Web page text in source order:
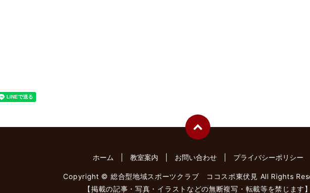
ホーム 教室案内 お問い合わせ プライバシーポリシー
Copyright © 総合型地域スポーツクラブ ココスポ東伏見 All Rights
【掲載の記事・写真・イラストなどの無断複写・転載等を禁じます】